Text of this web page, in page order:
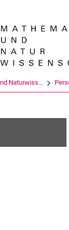
Suchbegriff
Naturwiss...